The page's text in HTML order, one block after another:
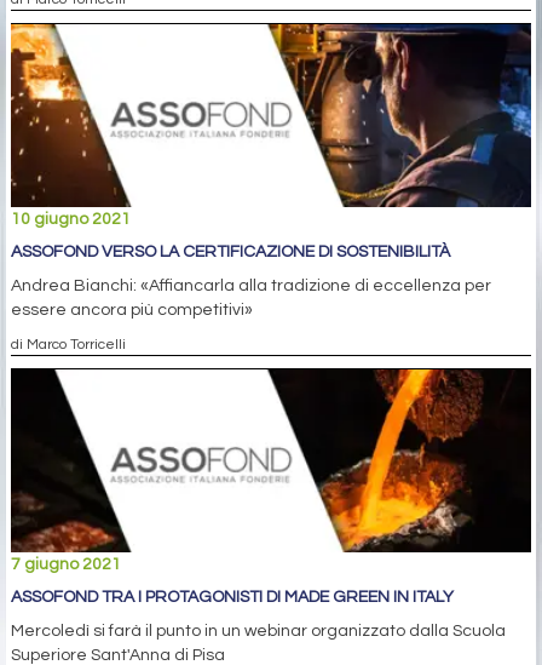
10 giugno 2021
ASSOFOND VERSO LA CERTIFICAZIONE DI SOSTENIBILITÀ
Andrea Bianchi: «Affiancarla alla tradizione di eccellenza per
essere ancora più competitivi»
di Marco Torricelli
7 giugno 2021
ASSOFOND TRA I PROTAGONISTI DI MADE GREEN IN ITALY
Mercoledì si farà il punto in un webinar organizzato dalla Scuola
Superiore Sant'Anna di Pisa